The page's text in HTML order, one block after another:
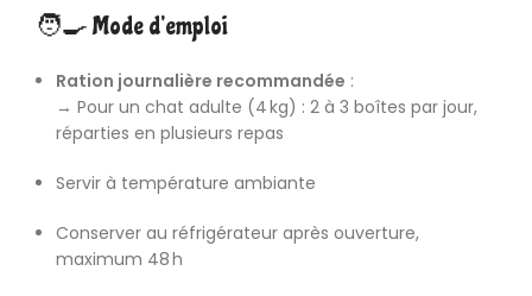
🧑‍🍳 Mode d’emploi
Ration journalière recommandée :
→ Pour un chat adulte (4 kg) : 2 à 3 boîtes par jour,
réparties en plusieurs repas
Servir à température ambiante
Conserver au réfrigérateur après ouverture,
maximum 48 h